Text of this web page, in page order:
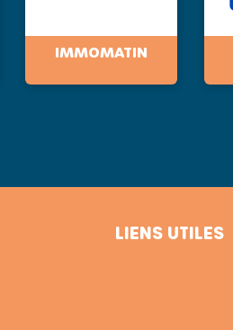
IMMOMATIN
LIENS UTILES